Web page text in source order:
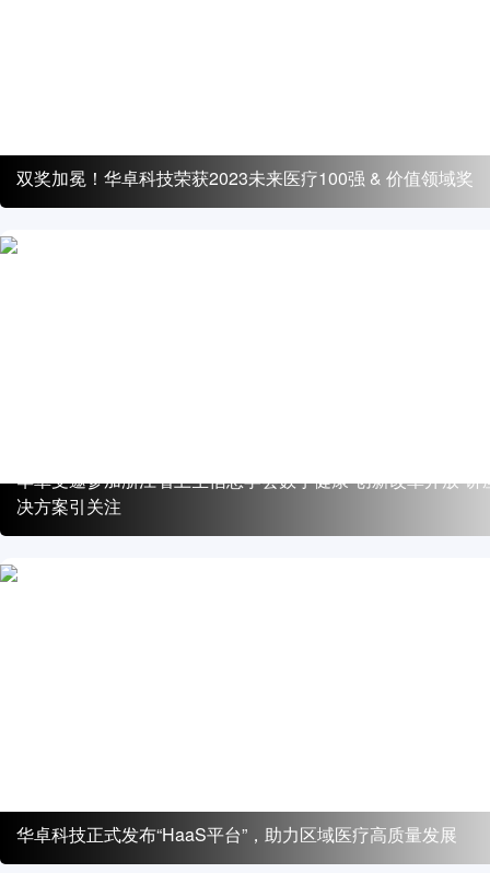
双奖加冕！华卓科技荣获2023未来医疗100强 & 价值领域奖
华卓受邀参加浙江省卫生信息学会数字健康“创新改革开放”
决方案引关注
华卓科技正式发布“HaaS平台”，助力区域医疗高质量发展